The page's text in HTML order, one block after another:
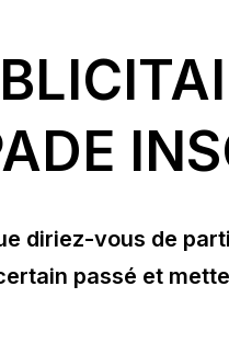
diriez-vous de
passé et